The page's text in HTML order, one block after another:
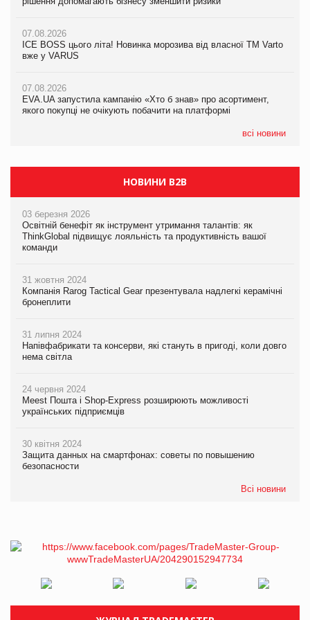
07.08.2026
ICE BOSS цього літа! Новинка морозива від власної ТМ Varto
вже у VARUS
07.08.2026
EVA.UA запустила кампанію «Хто б знав» про асортимент,
якого покупці не очікують побачити на платформі
всі новини
06.08.2026
Смачна новинка для хвостатих: у VARUS з’явилися паучі
05.08.2026
Мережа супермаркетів VARUS купує мережу магазинів
Продажі Hugo Boss впали на 9%
НОВИНИ B2B
03 березня 2026
Освітній бенефіт як інструмент утримання талантів: як
ThinkGlobal підвищує лояльність та продуктивність вашої
команди
31 жовтня 2024
Компанія Rarog Tactical Gear презентувала надлегкі керамічні
бронеплити
31 липня 2024
Напівфабрикати та консерви, які стануть в пригоді, коли довго
нема світла
24 червня 2024
Meest Пошта і Shop-Express розширюють можливості
українських підприємців
30 квітня 2024
Защита данных на смартфонах: советы по повышению
безопасности
Всі новини